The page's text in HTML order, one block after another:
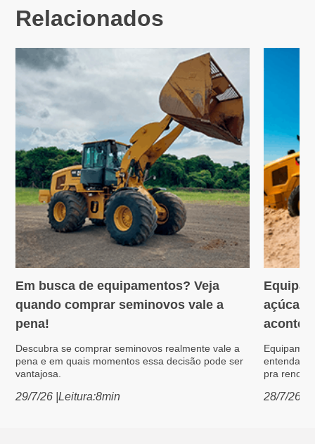
Relacionados
Variedades
Em busca de equipamentos? Veja
quando comprar seminovos vale a
pena!
Descubra se comprar seminovos realmente vale a
pena e em quais momentos essa decisão pode ser
vantajosa.
29/7/26 |Leitura:8min
açúcar:
entenda
pra
28/7/26